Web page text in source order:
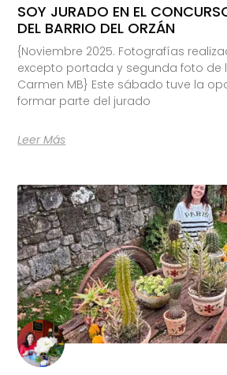
SOY JURADO EN EL
DEL BARRIO DEL ORZÁN
{Noviembre 2025. Fotografías
excepto portada y segunda foto de
Carmen MB} Este sábado tuve la
formar parte del jurado
Leer Más